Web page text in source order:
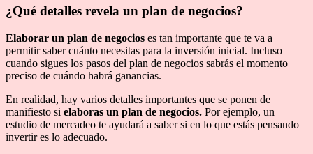
¿Qué detalles revela un plan de negocios?
Elaborar un plan de negocios es tan importante que te va a
permitir saber cuánto necesitas para la inversión inicial. Incluso
cuando sigues los pasos del plan de negocios sabrás el momento
preciso de cuándo habrá ganancias.
En realidad, hay varios detalles importantes que se ponen de
manifiesto si elaboras un plan de negocios. Por ejemplo, un
estudio de mercadeo te ayudará a saber si en lo que estás pensando
invertir es lo adecuado.